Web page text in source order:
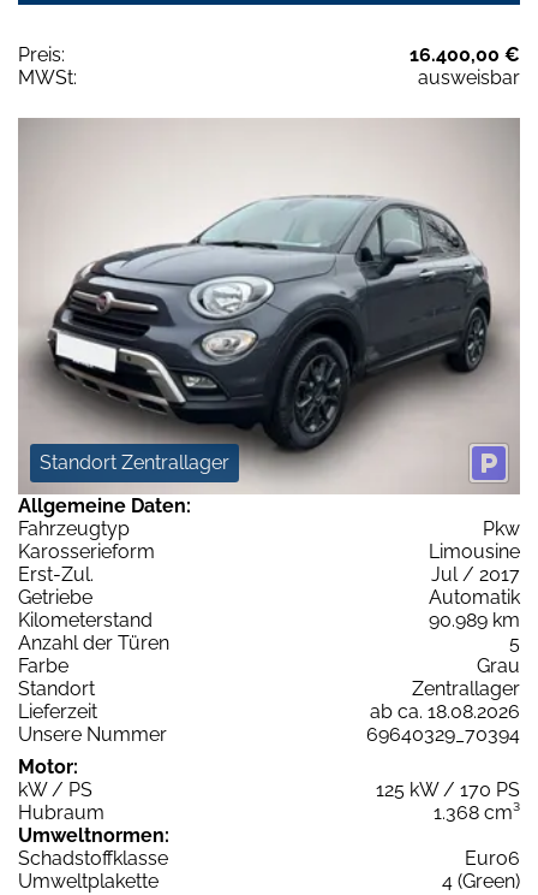
Preis:
16.400,00 €
MWSt:
ausweisbar
Standort Zentrallager
Allgemeine Daten:
Fahrzeugtyp
Pkw
Karosserieform
Limousine
Erst-Zul.
Jul / 2017
Getriebe
Automatik
Kilometerstand
90.989 km
Anzahl der Türen
5
Farbe
Grau
Standort
Zentrallager
Lieferzeit
ab ca. 18.08.2026
Unsere Nummer
69640329_70394
Motor:
kW / PS
125 kW / 170 PS
Hubraum
1.368 cm³
Umweltnormen:
Schadstoffklasse
Euro6
Umweltplakette
4 (Green)